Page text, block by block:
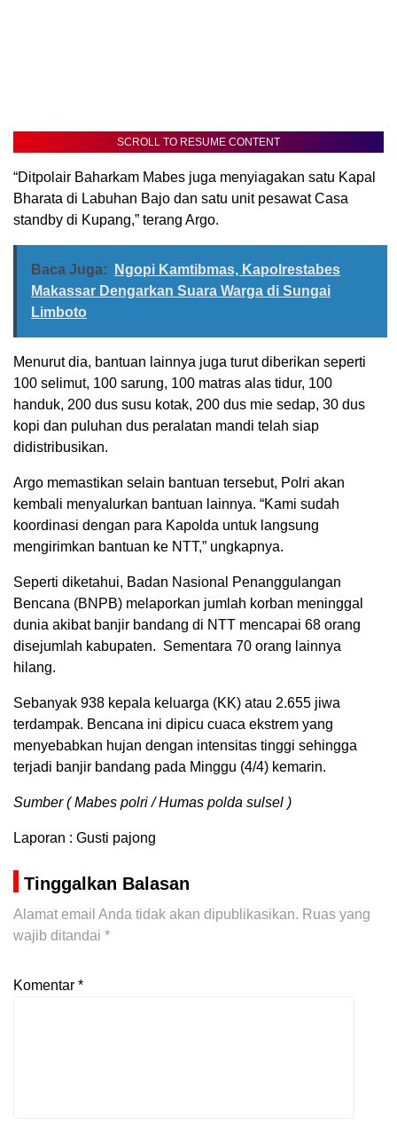
SCROLL TO RESUME CONTENT
“Ditpolair Baharkam Mabes juga menyiagakan satu Kapal
Bharata di Labuhan Bajo dan satu unit pesawat Casa
standby di Kupang,” terang Argo.
Baca Juga:
Ngopi Kamtibmas, Kapolrestabes
Makassar Dengarkan Suara Warga di Sungai
Limboto
Menurut dia, bantuan lainnya juga turut diberikan seperti
100 selimut, 100 sarung, 100 matras alas tidur, 100
handuk, 200 dus susu kotak, 200 dus mie sedap, 30 dus
kopi dan puluhan dus peralatan mandi telah siap
didistribusikan.
Argo memastikan selain bantuan tersebut, Polri akan
kembali menyalurkan bantuan lainnya. “Kami sudah
koordinasi dengan para Kapolda untuk langsung
mengirimkan bantuan ke NTT,” ungkapnya.
Seperti diketahui, Badan Nasional Penanggulangan
Bencana (BNPB) melaporkan jumlah korban meninggal
dunia akibat banjir bandang di NTT mencapai 68 orang
disejumlah kabupaten. Sementara 70 orang lainnya
hilang.
Sebanyak 938 kepala keluarga (KK) atau 2.655 jiwa
terdampak. Bencana ini dipicu cuaca ekstrem yang
menyebabkan hujan dengan intensitas tinggi sehingga
terjadi banjir bandang pada Minggu (4/4) kemarin.
Sumber ( Mabes polri / Humas polda sulsel )
Laporan : Gusti pajong
Tinggalkan Balasan
Alamat email Anda tidak akan dipublikasikan. Ruas yang
wajib ditandai *
Komentar *